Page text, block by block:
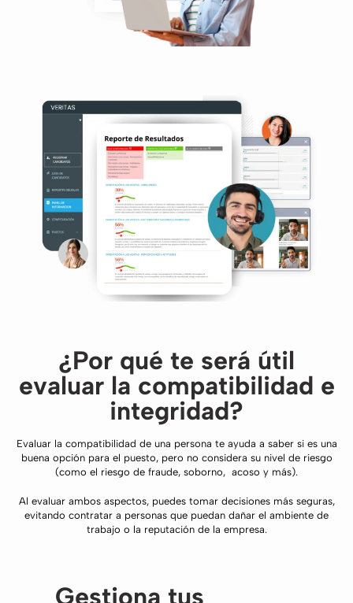
¿Por qué te será útil
evaluar la compatibilidad e
integridad?
Evaluar la compatibilidad de una persona te ayuda a saber si es una
buena opción para el puesto, pero no considera su nivel de riesgo
(como el riesgo de fraude, soborno, acoso y más).
Al evaluar ambos aspectos, puedes tomar decisiones más seguras,
evitando contratar a personas que puedan dañar el ambiente de
trabajo o la reputación de la empresa.
Gestiona tus